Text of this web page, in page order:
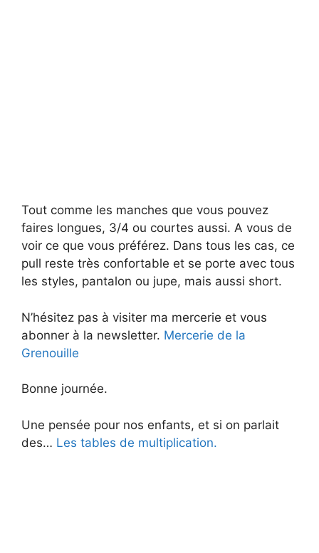
Tout comme les manches que vous pouvez
faires longues, 3/4 ou courtes aussi. A vous de
voir ce que vous préférez. Dans tous les cas, ce
pull reste très confortable et se porte avec tous
les styles, pantalon ou jupe, mais aussi short.
N’hésitez pas à visiter ma mercerie et vous
abonner à la newsletter. Mercerie de la
Grenouille
Bonne journée.
Une pensée pour nos enfants, et si on parlait
des… Les tables de multiplication.